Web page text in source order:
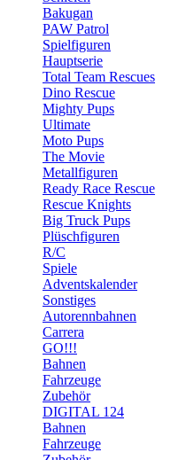
Bakugan
PAW Patrol
Spielfiguren
Hauptserie
Total Team Rescues
Dino Rescue
Mighty Pups
Ultimate
Moto Pups
The Movie
Metallfiguren
Ready Race Rescue
Rescue Knights
Big Truck Pups
Plüschfiguren
R/C
Spiele
Adventskalender
Sonstiges
Autorennbahnen
Carrera
GO!!!
Bahnen
Fahrzeuge
Zubehör
DIGITAL 124
Bahnen
Fahrzeuge